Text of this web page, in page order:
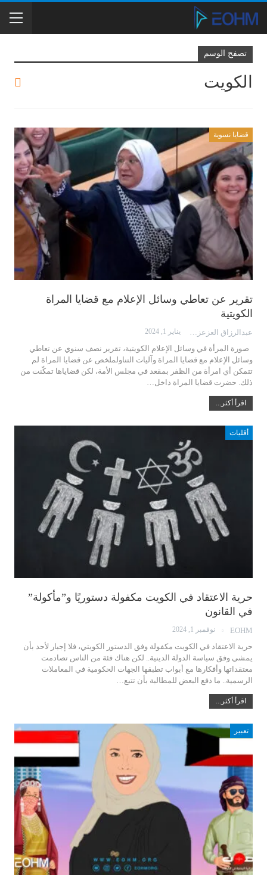
تصفح الوسم
الكويت
قضايا نسوية
تقرير عن تعاطي وسائل الإعلام مع قضايا المراة
الكويتية
يناير 1, 2024
صورة المرأة في وسائل الإعلام الكويتية، تقرير نصف سنوي عن تعاطي
وسائل الإعلام مع قضايا المراة وآليات التناولملخص عن قضايا المراة لم
تتمكن أي امرأة من الظفر بمقعد في مجلس الأمة، لكن قضاياها تمكّنت من
ذلك. حضرت قضايا المراة داخل…
اقرأ أكثر...
أقليات
حرية الاعتقاد في الكويت مكفولة دستوريًا و”مأكولة”
في القانون
EOHM نوفمبر 1, 2024
حرية الاعتقاد في الكويت مكفولة وفق الدستور الكويتي، فلا إجبار لأحد بأن
يمشي وفق سياسة الدولة الدينية.. لكن هناك فئة من الناس تصادمت
معتقداتها وأفكارها مع أبواب تطبقها الجهات الحكومية في المعاملات
الرسمية.. ما دفع البعض للمطالبة بأن تتبع…
اقرأ أكثر...
تعبير